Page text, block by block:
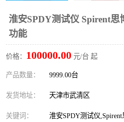
淮安SPDY测试仪 Spirent思
功能
价格： 100000.00 元/台 起
产品数量： 9999.00台
发货地址： 天津市武清区
关键词： 淮安SPDY测试仪,Spirent